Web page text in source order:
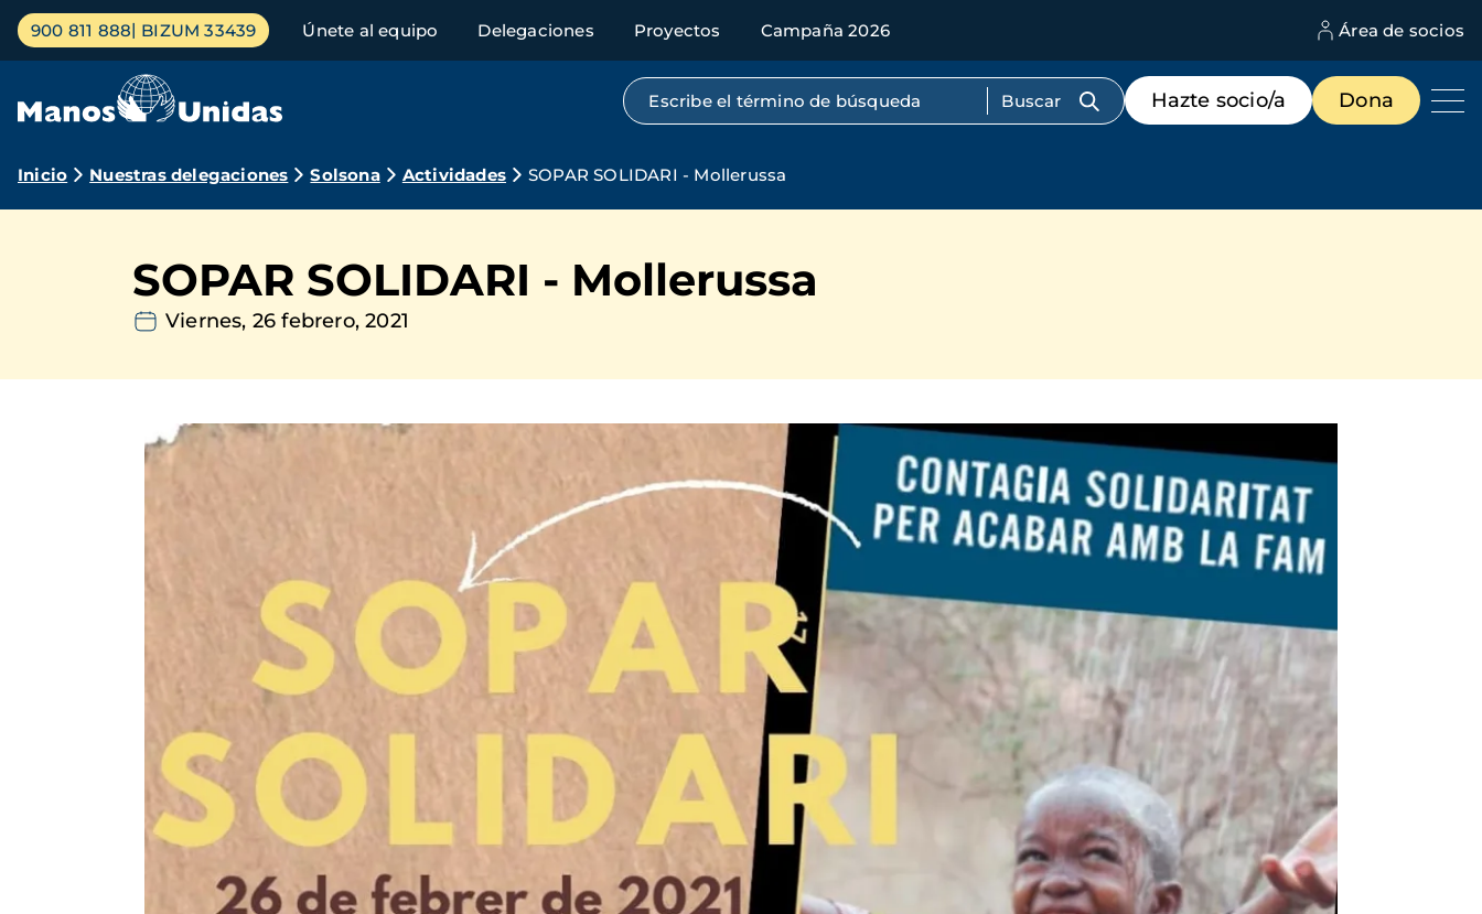
Pasar
contenido
Menú
principal
900 811 888 BIZUM 33439 Únete al equipo Delegaciones Proyectos Campaña 2026 Área de socios
Búsqueda por texto completo
Menú
de
destacados
Hazte socio/a Dona
Ruta
navegación
Inicio Nuestras delegaciones Solsona Actividades SOPAR SOLIDARI - Mollerussa
SOPAR SOLIDARI - Mollerussa
Viernes, 26 febrero, 2021